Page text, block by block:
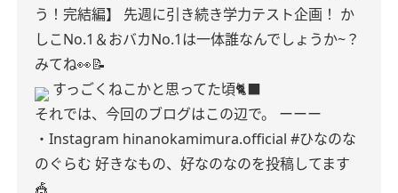
う！完結編】
先週に引き続き学力テスト企画！ か
しこNo.1＆おバカNo.1は一体誰なんでしょうか~？
みてね👀📝
すっごくねこかと思ってた頃🐈‍⬛
それでは、今回のブログはこの辺で。
ーーー
・Instagram hinanokamimura.official #ひなのな
のぐらむ 好きなもの、好なのなのを投稿してます
🎪